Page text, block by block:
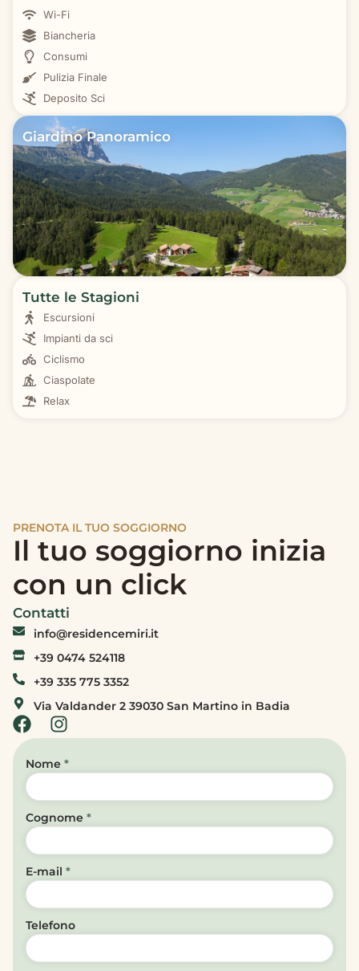
Wi-Fi
Biancheria
Consumi
Pulizia Finale
Deposito Sci
Tutte le Stagioni
Escursioni
Impianti da sci
Ciclismo
Ciaspolate
Relax
Giardino Panoramico
PRENOTA IL TUO SOGGIORNO
Il tuo soggiorno inizia
con un click
Contatti
info@residencemiri.it
+39 0474 524118
+39 335 775 3352
Via Valdander 2 39030 San Martino in Badia
Nome *
Cognome *
E-mail *
Telefono